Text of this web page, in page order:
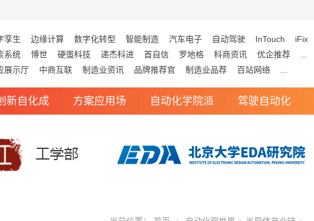
孪生 边缘计算 数字化转型 智能制造 汽车电子 自动驾驶 InTouch iFix
系统 博世 硬蛋科技 递杰科进 首自信 罗地格 科商资讯 优企推荐
展示厅 中商互联 制造业资讯 品牌推荐官 制造业品荐 百站网络
新自化成 方案应用场 自动化学院派 驾驶自动化